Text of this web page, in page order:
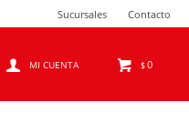
$0
Sucursales Contacto